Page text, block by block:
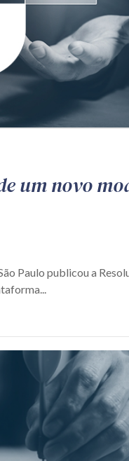
um novo
Paulo publicou a